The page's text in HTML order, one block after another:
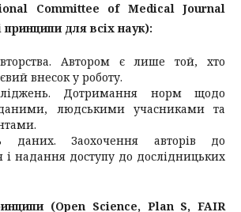
Committee of Medical Journal
принципи для всіх наук):
Автором є лише той, хто
внесок у роботу.
Дотримання норм щодо
людськими учасниками та
даних. Заохочення авторів до
і надання доступу до дослідницьких
(Open Science, Plan S, FAIR